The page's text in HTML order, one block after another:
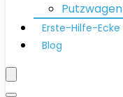
Putzwagen
Erste-Hilfe-Ecke
Blog